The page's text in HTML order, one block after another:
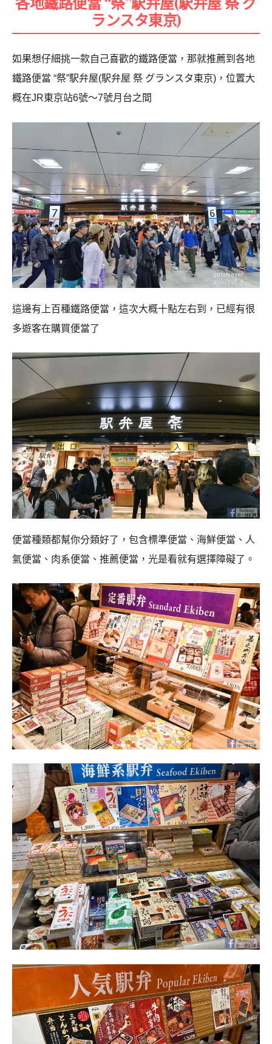
ランスタ東京)
如果想仔細挑一款自己喜歡的鐵路便當，那就推薦到各地
鐵路便當 “祭”駅弁屋(駅弁屋 祭 グランスタ東京)，位置大
概在JR東京站6號～7號月台之間
這邊有上百種鐵路便當，這次大概十點左右到，已經有很
多遊客在購買便當了
便當種類都幫你分類好了，包含標準便當、海鮮便當、人
氣便當、肉系便當、推薦便當，光是看就有選擇障礙了。